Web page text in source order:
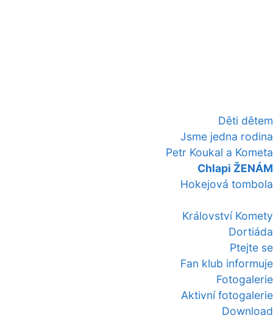
Děti dětem
Jsme jedna rodina
Petr Koukal a Kometa
Chlapi ŽENÁM
Hokejová tombola
Království Komety
Dortiáda
Ptejte se
Fan klub informuje
Fotogalerie
Aktivní fotogalerie
Download